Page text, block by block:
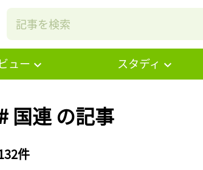
ュー スタディ
国連 の記事
件